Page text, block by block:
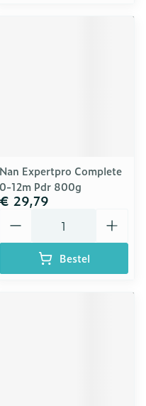
Nan Expertpro Complete
0-12m Pdr 800g
€ 29,79
Bestel